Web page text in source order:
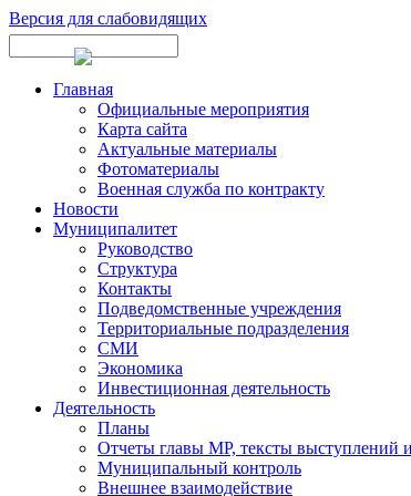
Версия для слабовидящих
Главная
Официальные мероприятия
Карта сайта
Актуальные материалы
Фотоматериалы
Военная служба по контракту
Новости
Муниципалитет
Руководство
Структура
Контакты
Подведомственные учреждения
Территориальные подразделения
СМИ
Экономика
Инвестиционная деятельность
Деятельность
Планы
Отчеты главы МР, тексты выступлений
Муниципальный контроль
Внешнее взаимодействие